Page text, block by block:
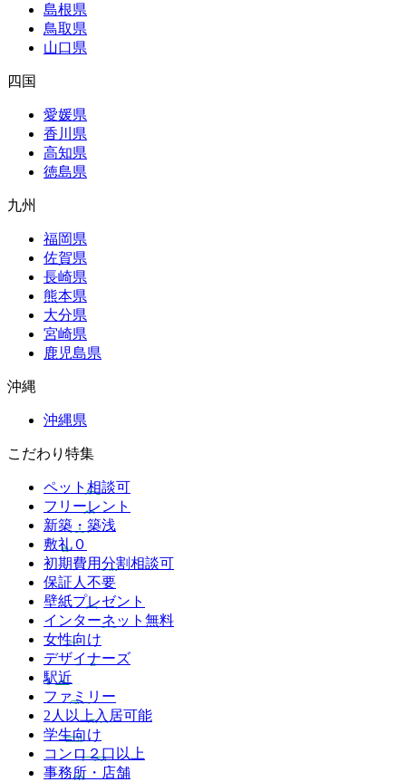
島根県
鳥取県
山口県
四国
愛媛県
香川県
高知県
徳島県
九州
福岡県
佐賀県
長崎県
熊本県
大分県
宮崎県
鹿児島県
沖縄
沖縄県
こだわり特集
ペット相談可
フリーレント
新築・築浅
敷礼０
初期費用分割相談可
保証人不要
壁紙プレゼント
インターネット無料
女性向け
デザイナーズ
駅近
ファミリー
2人以上入居可能
学生向け
コンロ２口以上
事務所・店舗